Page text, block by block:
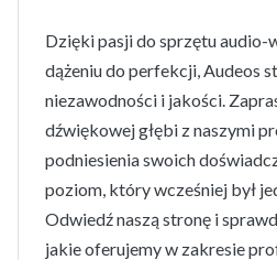
Dzięki pasji do sprzętu audio-
dążeniu do perfekcji, Audeos
niezawodności i jakości.
dźwiękowej głębi z naszymi
podniesienia swoich
poziom, który wcześniej był
Odwiedź naszą stronę i
jakie oferujemy w zakresie